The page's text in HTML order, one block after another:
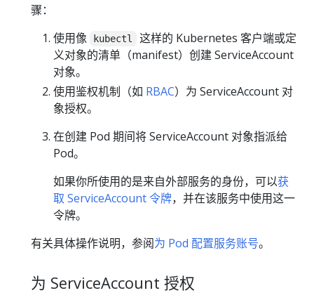
骤：
使用像
kubectl
这样的 Kubernetes 客户端或定
义对象的清单（manifest）创建 ServiceAccount
对象。
使用鉴权机制（如 RBAC）为 ServiceAccount 对
象授权。
在创建 Pod 期间将 ServiceAccount 对象指派给
Pod。
如果你所使用的是来自外部服务的身份，可以获
取 ServiceAccount 令牌，并在该服务中使用这一
令牌。
有关具体操作说明，参阅为 Pod 配置服务账号。
为 ServiceAccount 授权